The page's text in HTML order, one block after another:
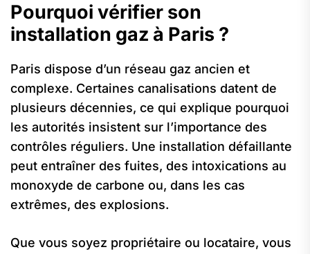
Pourquoi vérifier son
installation gaz à Paris ?
Paris dispose d’un réseau gaz ancien et
complexe. Certaines canalisations datent de
plusieurs décennies, ce qui explique pourquoi
les autorités insistent sur l’importance des
contrôles réguliers. Une installation défaillante
peut entraîner des fuites, des intoxications au
monoxyde de carbone ou, dans les cas
extrêmes, des explosions.
Que vous soyez propriétaire ou locataire, vous